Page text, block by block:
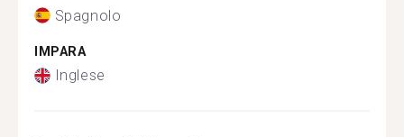
Spagnolo
IMPARA
Inglese